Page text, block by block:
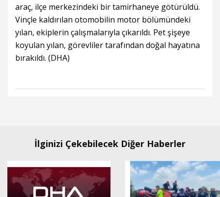
araç, ilçe merkezindeki bir tamirhaneye götürüldü.
Vinçle kaldırılan otomobilin motor bölümündeki
yılan, ekiplerin çalışmalarıyla çıkarıldı. Pet şişeye
koyulan yılan, görevliler tarafından doğal hayatına
bırakıldı. (DHA)
İlginizi Çekebilecek Diğer Haberler